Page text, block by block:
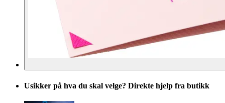
Usikker på hva du skal velge? Direkte hjelp fra butikk